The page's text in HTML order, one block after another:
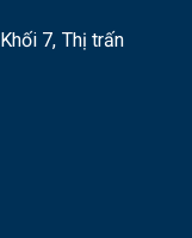
7, Thị trấn